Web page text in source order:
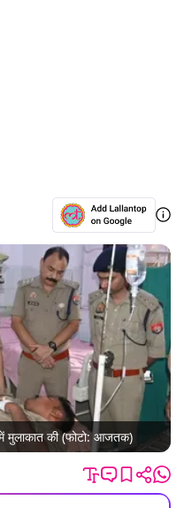
मुलाकात की (फोटो: आजतक)